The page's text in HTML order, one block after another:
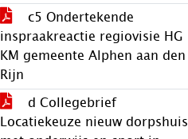
c5 Ondertekende
inspraakreactie regiovisie HG
KM gemeente Alphen aan den
Rijn
d Collegebrief
Locatiekeuze nieuw dorpshuis